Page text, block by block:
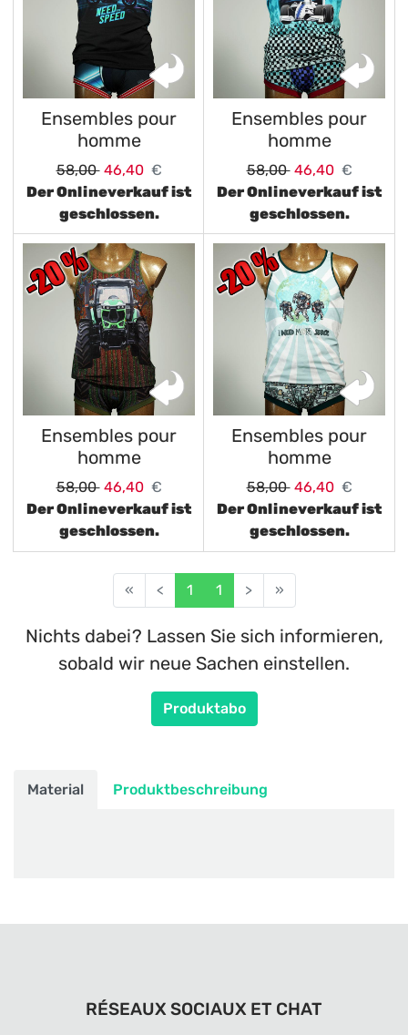
Ensembles pour
homme
58,00 46,40 €
Der Onlineverkauf ist
geschlossen.
Ensembles pour
homme
58,00 46,40 €
Der Onlineverkauf ist
geschlossen.
Ensembles pour
homme
58,00 46,40 €
Der Onlineverkauf ist
geschlossen.
Ensembles pour
homme
58,00 46,40 €
Der Onlineverkauf ist
geschlossen.
« < 1 1 > »
Nichts dabei? Lassen Sie sich informieren,
sobald wir neue Sachen einstellen.
Produktabo
Material Produktbeschreibung
RÉSEAUX SOCIAUX ET CHAT